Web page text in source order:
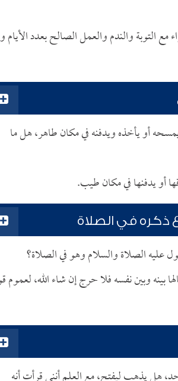
التوبة والندم والعمل الصالح بعدد الأيام
أو يأخذه ويدفنه في مكان طاهر، هل ما
أو يدفنها في مكان طيب.
ذكره في الصلاة
عليه الصلاة والسلام وهو في الصلاة؟
بينه وبين نفسه فلا حرج إن شاء الله، لعموم